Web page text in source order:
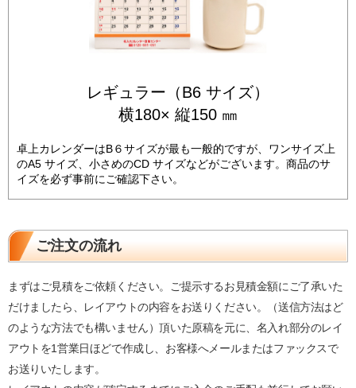
レギュラー（B6 サイズ）
横180× 縦150 ㎜
卓上カレンダーはB６サイズが最も一般的ですが、ワンサイズ上
のA5 サイズ、小さめのCD サイズなどがございます。商品のサ
イズを必ず事前にご確認下さい。
ご注文の流れ
まずはご見積をご依頼ください。ご提示するお見積金額にご了承いた
だけましたら、レイアウトの内容をお送りください。（送信方法はど
のような方法でも構いません）頂いた原稿を元に、名入れ部分のレイ
アウトを1営業日ほどで作成し、お客様へメールまたはファックスで
お送りいたします。